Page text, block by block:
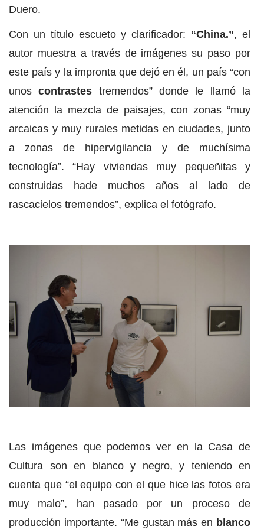
Duero.
Con un título escueto y clarificador: “China.”, el
autor muestra a través de imágenes su paso por
este país y la impronta que dejó en él, un país “con
unoscontrastes tremendos” donde le llamó la
atención la mezcla de paisajes, con zonas “muy
arcaicas y muy rurales metidas en ciudades, junto
a zonas de hipervigilancia y de muchísima
tecnología”. “Hay viviendas muy pequeñitas y
construidas hade muchos años al lado de
rascacielos tremendos”, explica el fotógrafo.
Las imágenes que podemos ver en la Casa de
Cultura son en blanco y negro, y teniendo en
cuenta que “el equipo con el que hice las fotos era
muy malo”, han pasado por un proceso de
producción importante. “Me gustan más en blanco